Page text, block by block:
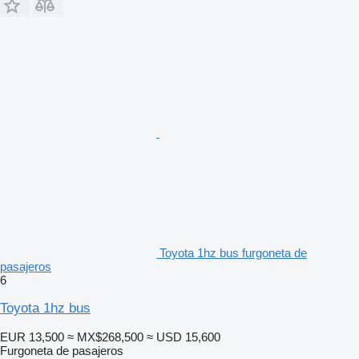
Toyota 1hz bus furgoneta de
pasajeros
6
Toyota 1hz bus
EUR 13,500 ≈ MX$268,500 ≈ USD 15,600
Furgoneta de pasajeros